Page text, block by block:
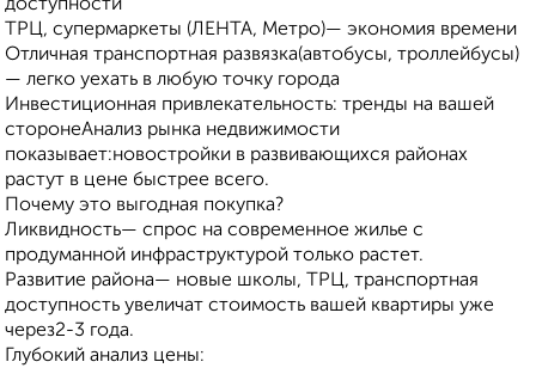
доступности
ТРЦ, супермаркеты (ЛЕНТА, Метро)— экономия времени
Отличная транспортная развязка(автобусы, троллейбусы)
— легко уехать в любую точку города
Инвестиционная привлекательность: тренды на вашей
сторонеАнализ рынка недвижимости
показывает:новостройки в развивающихся районах
растут в цене быстрее всего.
Почему это выгодная покупка?
Ликвидность— спрос на современное жилье с
продуманной инфраструктурой только растет.
Развитие района— новые школы, ТРЦ, транспортная
доступность увеличат стоимость вашей квартиры уже
через2-3 года.
Глубокий анализ цены: